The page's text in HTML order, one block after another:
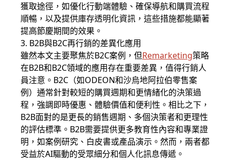
獲取途徑，如優化行動端體驗、確保導航和購買流程
順暢，以及提供庫存透明化資訊，這些措施都能顯著
提高節慶期間的效果。
3. B2B與B2C再行銷的差異化應用
雖然本文主要聚焦於B2C案例，但Remarketing策略
在B2B和B2C領域的應用存在重要差異，值得行銷人
員注意。B2C（如ODEON和沙烏地阿拉伯零售案
例）通常針對較短的購買週期和更情緒化的決策過
程，強調即時優惠、體驗價值和便利性。相比之下，
B2B面對的是更長的銷售週期、多個決策者和更理性
的評估標準。B2B需要提供更多教育性內容和專業證
明，如案例研究、白皮書或產品演示。然而，兩者都
受益於AI驅動的受眾細分和個人化訊息傳遞。